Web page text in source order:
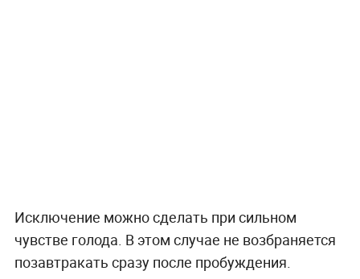
Исключение можно сделать при сильном
чувстве голода. В этом случае не возбраняется
позавтракать сразу после пробуждения.